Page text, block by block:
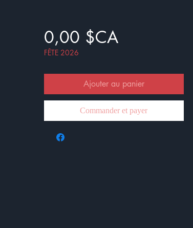
0,00 $CAPrix
FÊTE 2026
Ajouter au panier
Commander et payer